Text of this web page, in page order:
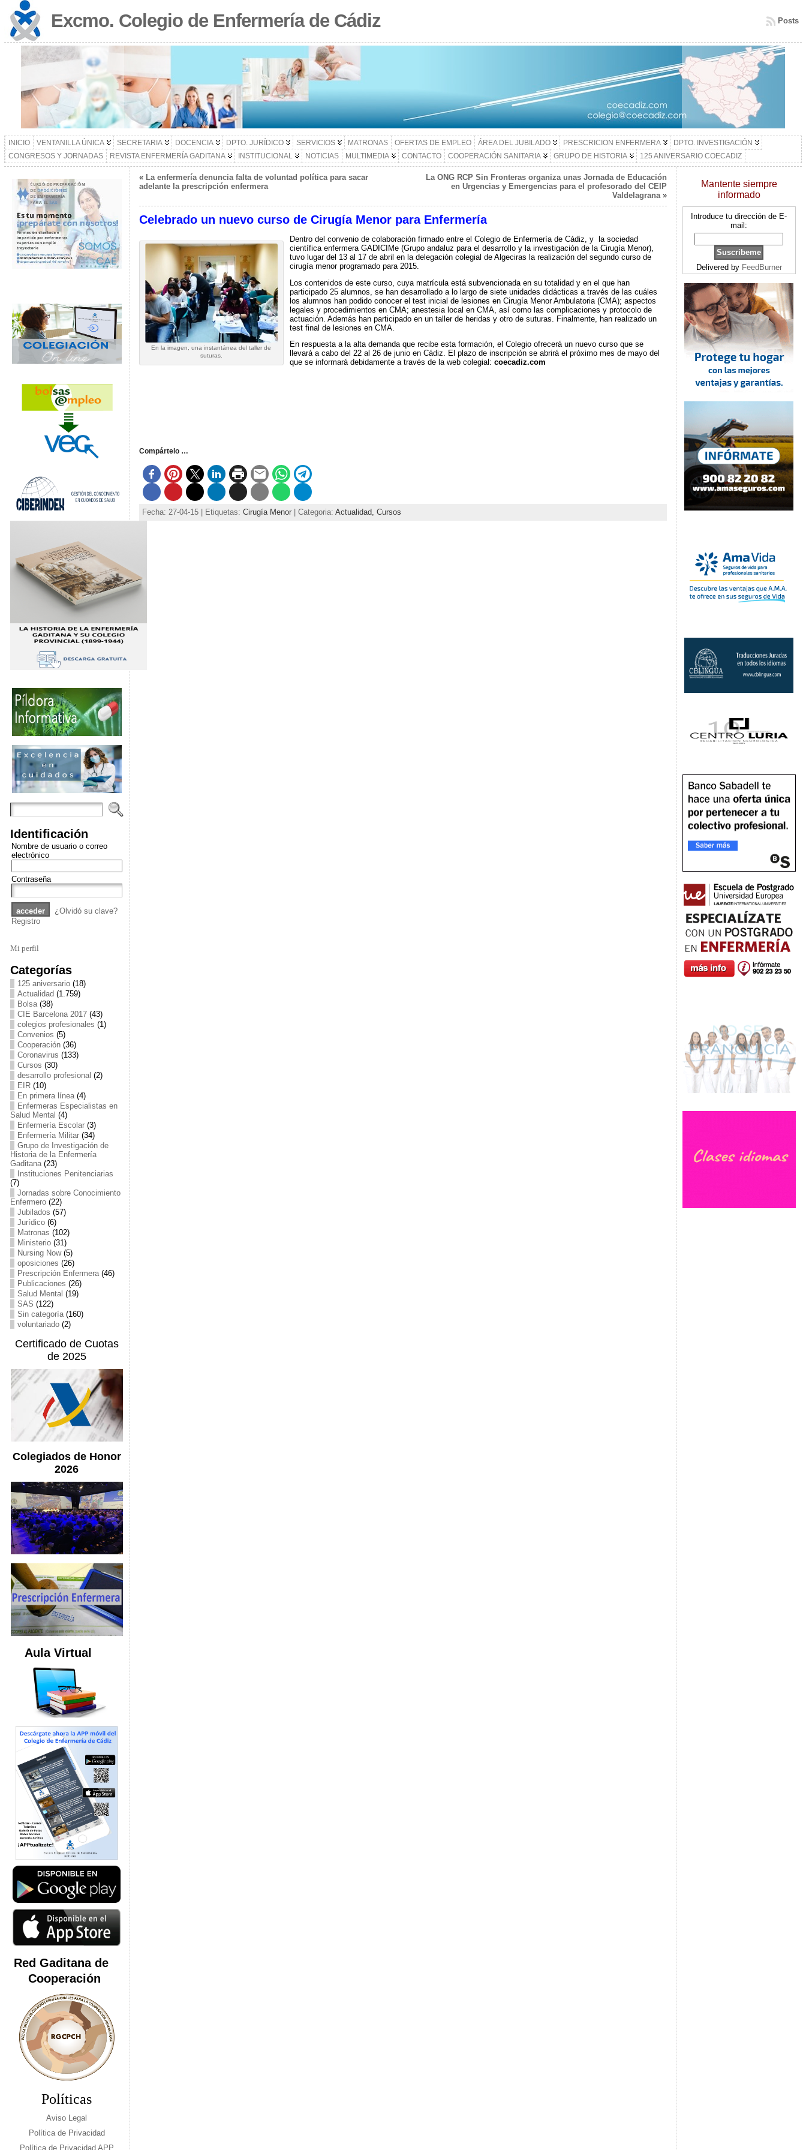
Excmo. Colegio de Enfermería de Cádiz Posts
INICIO VENTANILLA ÚNICA SECRETARIA DOCENCIA DPTO. JURÍDICO SERVICIOS MATRONAS OFERTAS DE EMPLEO ÁREA DEL JUBILADO PRESCRICION ENFERMERA
DPTO. INVESTIGACIÓN
CONGRESOS Y JORNADAS
REVISTA ENFERMERÍA GADITANA INSTITUCIONAL NOTICIAS MULTIMEDIA CONTACTO COOPERACIÓN SANITARIA GRUPO DE HISTORIA 125 ANIVERSARIO COECADIZ
Identificación
Nombre de usuario o correo
electrónico
Contraseña
¿Olvidó su clave?
Registro
Mi perfil
Categorías
125 aniversario(18)
Actualidad (1.759)
Bolsa(38)
CIE Barcelona 2017(43)
colegios profesionales (1)
Convenios (5)
Cooperación(36)
Coronavirus (133)
Cursos (30)
desarrollo profesional (2)
EIR(10)
En primera línea(4)
Enfermeras Especialistas en
Salud Mental (4)
Enfermería Escolar(3)
Enfermería Militar(34)
Grupo de Investigación de
Historia de la Enfermería
Gaditana(23)
Instituciones Penitenciarias
(7)
Jornadas sobre Conocimiento
Enfermero(22)
Jubilados (57)
Jurídico(6)
Matronas (102)
Ministerio(31)
Nursing Now(5)
oposiciones (26)
Prescripción Enfermera(46)
Publicaciones (26)
Salud Mental (19)
SAS (122)
Sin categoría(160)
voluntariado(2)
Certificado de Cuotas
de 2025
Colegiados de Honor
2026
Aula Virtual
Red Gaditana de
Cooperación
Políticas
Aviso Legal
Política de Privacidad
Política de Privacidad APP
« La enfermería denuncia falta de voluntad política para sacar
adelante la prescripción enfermera
La ONG RCP Sin Fronteras organiza unas Jornada de Educación
en Urgencias y Emergencias para el profesorado del CEIP
Valdelagrana»
Celebrado un nuevo curso de Cirugía Menor para Enfermería
En la imagen, una instantánea del taller de
suturas.
Dentro del convenio de colaboración firmado entre el Colegio de Enfermería de Cádiz, y la sociedad
científica enfermera GADICIMe (Grupo andaluz para el desarrollo y la investigación de la Cirugía Menor),
tuvo lugar del 13 al 17 de abril en la delegación colegial de Algeciras la realización del segundo curso de
cirugía menor programado para 2015.
Los contenidos de este curso, cuya matrícula está subvencionada en su totalidad y en el que han
participado 25 alumnos, se han desarrollado a lo largo de siete unidades didácticas a través de las cuáles
los alumnos han podido conocer el test inicial de lesiones en Cirugía Menor Ambulatoria (CMA); aspectos
legales y procedimientos en CMA; anestesia local en CMA, así como las complicaciones y protocolo de
actuación. Además han participado en un taller de heridas y otro de suturas. Finalmente, han realizado un
test final de lesiones en CMA.
En respuesta a la alta demanda que recibe esta formación, el Colegio ofrecerá un nuevo curso que se
llevará a cabo del 22 al 26 de junio en Cádiz. El plazo de inscripción se abrirá el próximo mes de mayo del
que se informará debidamente a través de la web colegial: coecadiz.com
Compártelo …
Fecha: 27-04-15 | Etiquetas: Cirugía Menor| Categoria: Actualidad, Cursos
Mantente siempre
informado
Introduce tu dirección de E-
mail:
Delivered by FeedBurner